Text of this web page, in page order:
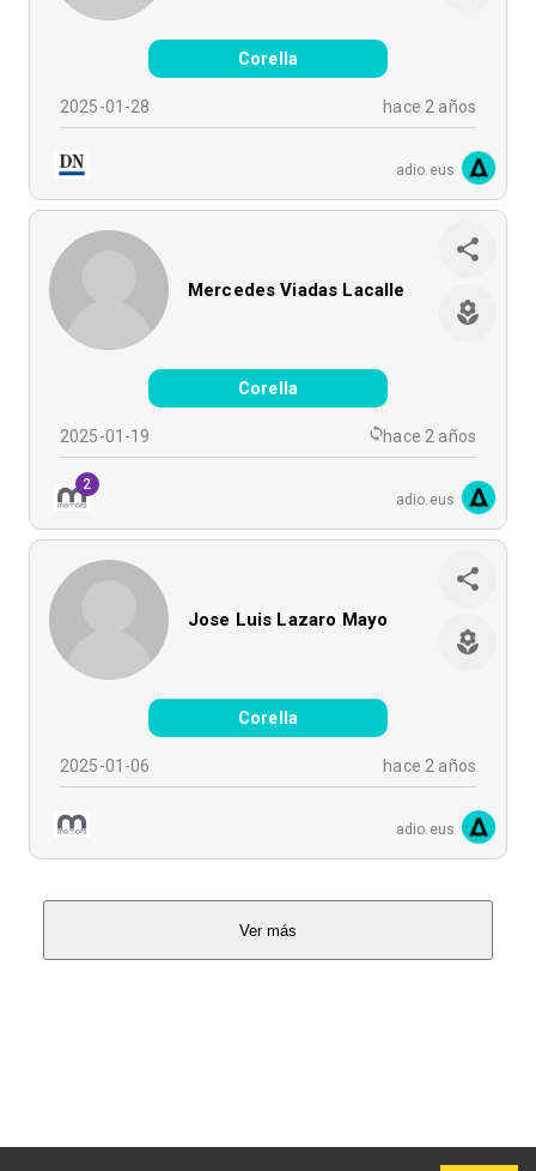
Corella
2025-01-28 hace 2 años
adio.eus
Mercedes Viadas Lacalle
Corella
2025-01-19 hace 2 años
2
adio.eus
Jose Luis Lazaro Mayo
Corella
2025-01-06 hace 2 años
adio.eus
Ver más